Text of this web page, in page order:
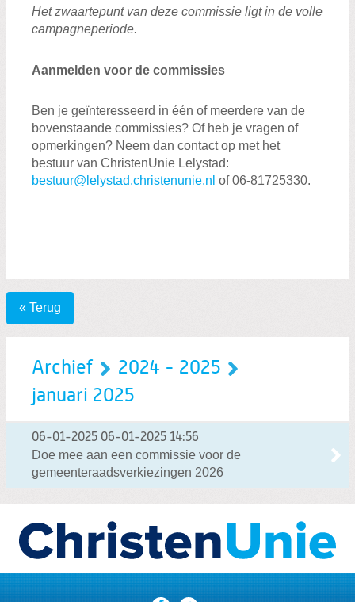
Het zwaartepunt van deze commissie ligt in de volle
campagneperiode.
Aanmelden voor de commissies
Ben je geïnteresseerd in één of meerdere van de
bovenstaande commissies? Of heb je vragen of
opmerkingen? Neem dan contact op met het
bestuur van ChristenUnie Lelystad:
bestuur@lelystad.christenunie.nl of 06-81725330.
« Terug
Archief
2024 - 2025
januari 2025
06-01-2025 06-01-2025 14:56
Doe mee aan een commissie voor de
gemeenteraadsverkiezingen 2026